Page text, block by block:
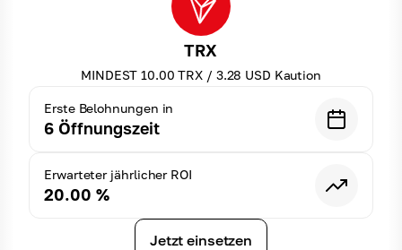
TRX
MINDEST 10.00 TRX / 3.28 USD Kaution
Erste Belohnungen in
6 Öffnungszeit
Erwarteter jährlicher ROI
20.00 %
Jetzt einsetzen